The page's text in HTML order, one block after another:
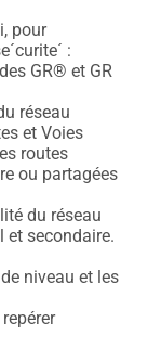
:
GR® et GR
réseau
et Voies
routes
ou partagées
du réseau
et secondaire.
niveau et les